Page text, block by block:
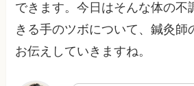
できます。今日はそんな体の不
きる手のツボについて、鍼灸師
お伝えしていきますね。